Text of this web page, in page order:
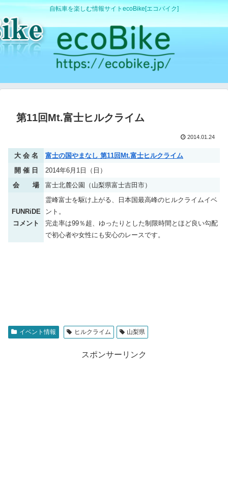
自転車を楽しむ情報サイトecoBike[エコバイク]
第11回Mt.富士ヒルクライム
2014.01.24
大 会 名
富士の国やまなし 第11回Mt.富士ヒルクライム
開 催 日
2014年6月1日（日）
会 場
富士北麓公園（山梨県富士吉田市）
FUNRiDE
コメント
霊峰富士を駆け上がる、日本国最高峰のヒルクライムイベ
ント。
完走率は99％超、ゆったりとした制限時間とほど良い勾配
で初心者や女性にも安心のレースです。
イベント情報 ヒルクライム 山梨県
スポンサーリンク